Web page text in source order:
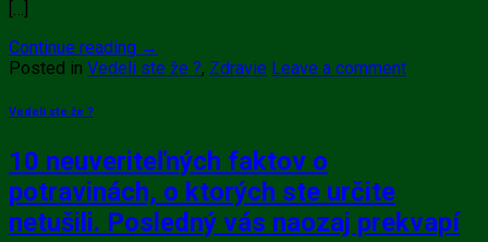
Continue reading →
Posted in Vedeli ste že ?, Zdravie Leave a comment
Vedeli ste že ?
10 neuveriteľných faktov o
potravinách, o ktorých ste určite
netušili. Posledný vás naozaj prekvapí